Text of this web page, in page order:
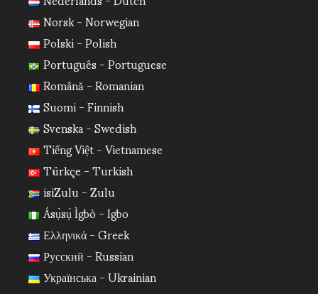
Norsk - Norwegian
Polski - Polish
Português - Portuguese
Română - Romanian
Suomi - Finnish
Svenska - Swedish
Tiếng Việt - Vietnamese
Türkçe - Turkish
isiZulu - Zulu
Ásụ̀sụ̀ Ìgbò - Igbo
Ελληνικά - Greek
Русский - Russian
Українська - Ukrainian